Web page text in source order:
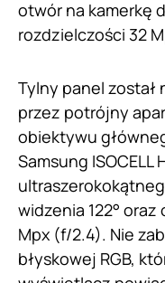
otwór na kamerkę
rozdzielczości 32
Tylny panel
przez potrójny
obiektywu
Samsung ISOCELL
widzenia 122°
Mpx (f/2.4). Nie
błyskowej RGB,